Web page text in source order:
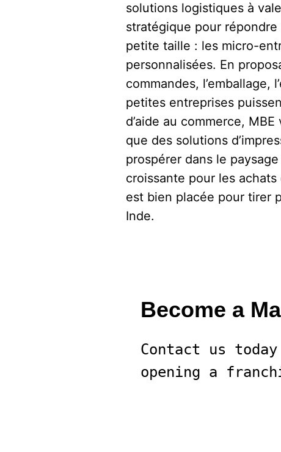
solutions logistiques à
stratégique pour
petite taille : les micro-
personnalisées. En
commandes,
petites entreprises
d’aide au commerce,
que des solutions
prospérer dans le
croissante pour les
est bien placée pour tirer
Inde.
Become a
Contact us
opening a